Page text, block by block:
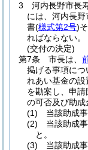
3
河内長野市長
には、河内長
書(様式第2号)
ればならない。
(交付の決定)
第7条
市長は、
掲げる事項に
れあい基金の
を勘案し、申
の可否及び助成
(1)
当該助成
(2)
当該助成
と。
(3)
当該助成